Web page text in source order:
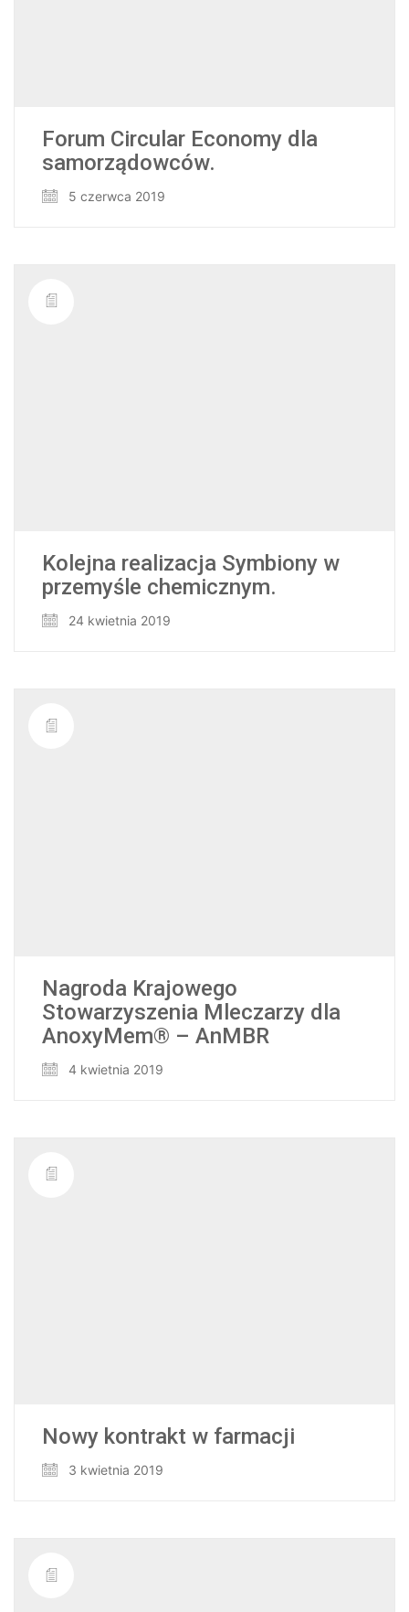
Forum Circular Economy dla
samorządowców.
5 czerwca 2019
Kolejna realizacja Symbiony w
przemyśle chemicznym.
24 kwietnia 2019
Nagroda Krajowego
Stowarzyszenia Mleczarzy dla
AnoxyMem® – AnMBR
4 kwietnia 2019
Nowy kontrakt w farmacji
3 kwietnia 2019